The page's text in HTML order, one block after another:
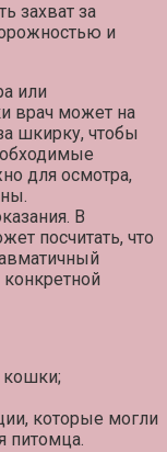
захват за
и
или
врач может на
шкирку, чтобы
для осмотра,
В
посчитать, что
кошки;
которые могли
питомца.